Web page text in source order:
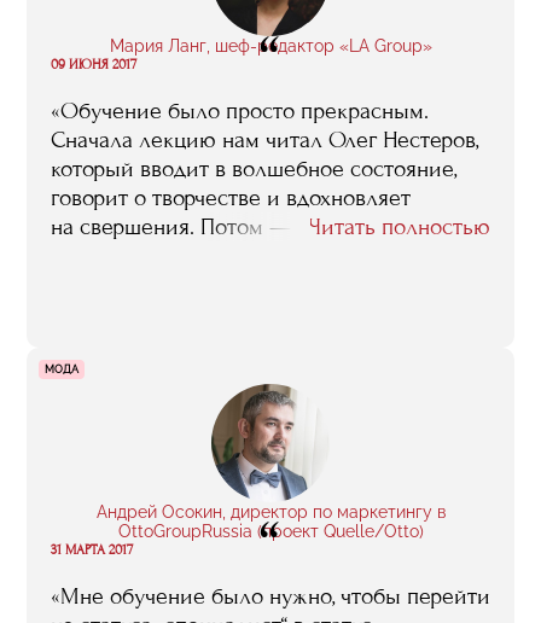
Мария Ланг, шеф-редактор «LA Group»
“
09 ИЮНЯ 2017
«Обучение было просто прекрасным.
Сначала лекцию нам читал Олег Нестеров,
который вводит в волшебное состояние,
говорит о творчестве и вдохновляет
на свершения. Потом — Евгений Сафронов,
от работы в шоу-бизнесе. Было много
практических лекций про то, как устроена
билетная политика или как организовать
гастроли. Все эти лекции мне помогли —
я понимаю, с кем работаю, понимаю, что
входит в зону ответственности менеджера
звезды и как найти с ним общий язык».
Читать полностью
МОДА
Андрей Осокин, директор по маркетингу в
OttoGroupRussia (проект Quelle/Otto)
“
31 МАРТА 2017
«Мне обучение было нужно, чтобы перейти